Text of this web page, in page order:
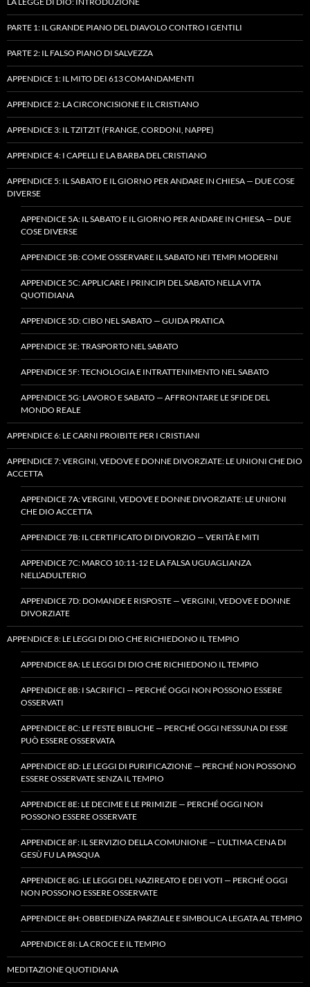
PARTE 1: IL GRANDE PIANO DEL DIAVOLO CONTRO I GENTILI
PARTE 2: IL FALSO PIANO DI SALVEZZA
APPENDICE 1: IL MITO DEI 613 COMANDAMENTI
APPENDICE 2: LA CIRCONCISIONE E IL CRISTIANO
APPENDICE 3: IL TZITZIT (FRANGE, CORDONI, NAPPE)
APPENDICE 4: I CAPELLI E LA BARBA DEL CRISTIANO
APPENDICE 5: IL SABATO E IL GIORNO PER ANDARE IN CHIESA — DUE COSE
DIVERSE
APPENDICE 5A: IL SABATO E IL GIORNO PER ANDARE IN CHIESA — DUE
COSE DIVERSE
APPENDICE 5B: COME OSSERVARE IL SABATO NEI TEMPI MODERNI
APPENDICE 5C: APPLICARE I PRINCIPI DEL SABATO NELLA VITA
QUOTIDIANA
APPENDICE 5D: CIBO NEL SABATO — GUIDA PRATICA
APPENDICE 5E: TRASPORTO NEL SABATO
APPENDICE 5F: TECNOLOGIA E INTRATTENIMENTO NEL SABATO
APPENDICE 5G: LAVORO E SABATO — AFFRONTARE LE SFIDE DEL
MONDO REALE
APPENDICE 6: LE CARNI PROIBITE PER I CRISTIANI
APPENDICE 7: VERGINI, VEDOVE E DONNE DIVORZIATE: LE UNIONI CHE DIO
ACCETTA
APPENDICE 7A: VERGINI, VEDOVE E DONNE DIVORZIATE: LE UNIONI
CHE DIO ACCETTA
APPENDICE 7B: IL CERTIFICATO DI DIVORZIO — VERITÀ E MITI
APPENDICE 7C: MARCO 10:11-12 E LA FALSA UGUAGLIANZA
NELL’ADULTERIO
APPENDICE 7D: DOMANDE E RISPOSTE — VERGINI, VEDOVE E DONNE
DIVORZIATE
APPENDICE 8: LE LEGGI DI DIO CHE RICHIEDONO IL TEMPIO
APPENDICE 8A: LE LEGGI DI DIO CHE RICHIEDONO IL TEMPIO
APPENDICE 8B: I SACRIFICI — PERCHÉ OGGI NON POSSONO ESSERE
OSSERVATI
APPENDICE 8C: LE FESTE BIBLICHE — PERCHÉ OGGI NESSUNA DI ESSE
PUÒ ESSERE OSSERVATA
APPENDICE 8D: LE LEGGI DI PURIFICAZIONE — PERCHÉ NON POSSONO
ESSERE OSSERVATE SENZA IL TEMPIO
APPENDICE 8E: LE DECIME E LE PRIMIZIE — PERCHÉ OGGI NON
POSSONO ESSERE OSSERVATE
APPENDICE 8F: IL SERVIZIO DELLA COMUNIONE — L’ULTIMA CENA DI
GESÙ FU LA PASQUA
APPENDICE 8G: LE LEGGI DEL NAZIREATO E DEI VOTI — PERCHÉ OGGI
NON POSSONO ESSERE OSSERVATE
APPENDICE 8H: OBBEDIENZA PARZIALE E SIMBOLICA LEGATA AL TEMPIO
APPENDICE 8I: LA CROCE E IL TEMPIO
MEDITAZIONE QUOTIDIANA